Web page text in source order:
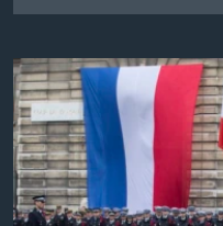
NGƯ DÂN VIỆT VÀ LÀN
QUAN HỆ VIỆT MỸ